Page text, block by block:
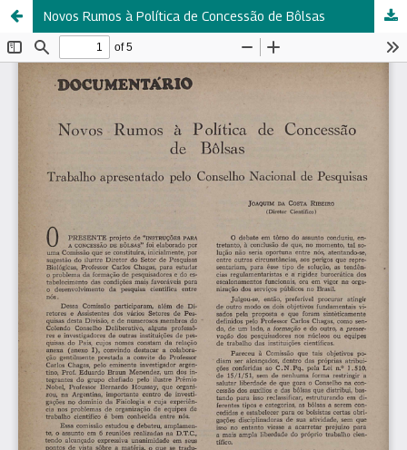
Novos Rumos à Política de Concessão de Bôlsas